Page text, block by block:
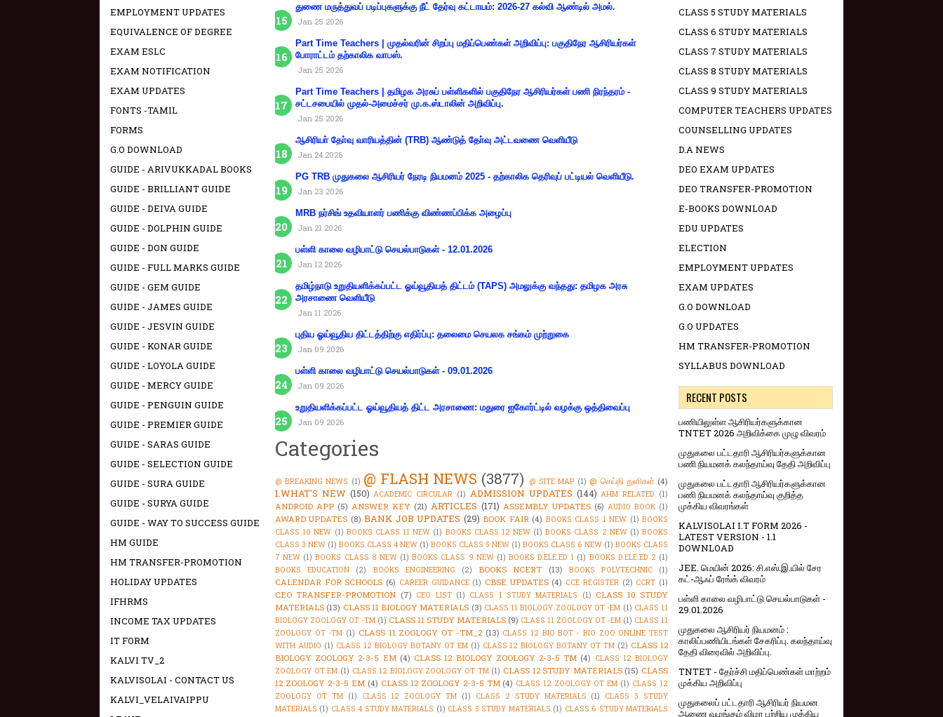
துணை மருத்துவப் படிப்புகளுக்கு நீட் தேர்வு கட்டாயம்: 2026-27 கல்வி ஆண்டில் அமல்.
Jan 25 2026
Part Time Teachers | முதல்வரின் சிறப்பு மதிப்பெண்கள் அறிவிப்பு: பகுதிநேர ஆசிரியர்கள்
போராட்டம் தற்காலிக வாபஸ்.
Jan 25 2026
Part Time Teachers | தமிழக அரசுப் பள்ளிகளில் பகுதிநேர ஆசிரியர்கள் பணி நிரந்தரம் -
சட்டசபையில் முதல்-அமைச்சர் மு.க.ஸ்டாலின் அறிவிப்பு.
Jan 25 2026
ஆசிரியா் தோ்வு வாரியத்தின் (TRB) ஆண்டுத் தோ்வு அட்டவணை வெளியீடு
Jan 24 2026
PG TRB முதுகலை ஆசிரியர் நேரடி நியமனம் 2025 - தற்காலிக தெரிவுப் பட்டியல் வெளியீடு.
Jan 23 2026
MRB நர்சிங் உதவியாளர் பணிக்கு விண்ணப்பிக்க அழைப்பு
Jan 21 2026
பள்ளி காலை வழிபாட்டு செயல்பாடுகள் - 12.01.2026
Jan 12 2026
தமிழ்நாடு உறுதியளிக்கப்பட்ட ஓய்வூதியத் திட்டம் (TAPS) அமலுக்கு வந்தது: தமிழக அரசு
அரசாணை வெளியீடு
Jan 11 2026
புதிய ஓய்வூதிய திட்டத்திற்கு எதிர்ப்பு: தலைமை செயலக சங்கம் முற்றுகை
Jan 09 2026
பள்ளி காலை வழிபாட்டு செயல்பாடுகள் - 09.01.2026
Jan 09 2026
உறுதியளிக்கப்பட்ட ஓய்வூதியத் திட்ட அரசாணை: மதுரை ஐகோர்ட்டில் வழக்கு ஒத்திவைப்பு
Jan 09 2026
Categories
@ BREAKING NEWS (1) @ FLASH NEWS (3877) @ SITE MAP (1) @ செய்தி துளிகள் (4)
1.WHAT'S NEW (150) ACADEMIC CIRCULAR (1) ADMISSION UPDATES (144) AHM RELATED (1)
ANDROID APP (5) ANSWER KEY (21) ARTICLES (171) ASSEMBLY UPDATES (6) AUDIO BOOK (1)
AWARD UPDATES (8) BANK JOB UPDATES (29) BOOK FAIR (4) BOOKS CLASS 1 NEW (1) BOOKS
CLASS 10 NEW (1) BOOKS CLASS 11 NEW (1) BOOKS CLASS 12 NEW (1) BOOKS CLASS 2 NEW (1) BOOKS
CLASS 3 NEW (1) BOOKS CLASS 4 NEW (1) BOOKS CLASS 5 NEW (1) BOOKS CLASS 6 NEW (1) BOOKS CLASS
7 NEW (1) BOOKS CLASS 8 NEW (1) BOOKS CLASS 9 NEW (1) BOOKS D.ELE.ED 1 (1) BOOKS D.ELE.ED 2 (1)
BOOKS EDUCATION
(2) BOOKS ENGINEERING (2) BOOKS NCERT (13) BOOKS POLYTECHNIC (1)
CALENDAR FOR SCHOOLS (6) CAREER GUIDANCE (1) CBSE UPDATES (4) CCE REGISTER (2) CCRT (1)
CEO TRANSFER-PROMOTION (7) CEO LIST (1) CLASS 1 STUDY MATERIALS (1) CLASS 10 STUDY
MATERIALS (13) CLASS 11 BIOLOGY MATERIALS (3) CLASS 11 BIOLOGY ZOOLOGY OT -EM (1) CLASS 11
BIOLOGY ZOOLOGY OT -TM (1) CLASS 11 STUDY MATERIALS (9) CLASS 11 ZOOLOGY OT -EM (1) CLASS 11
ZOOLOGY OT -TM (1) CLASS 11 ZOOLOGY OT -TM_2 (13) CLASS 12 BIO BOT - BIO ZOO ONLINE TEST
WITH AUDIO (1) CLASS 12 BIOLOGY BOTANY OT EM (1) CLASS 12 BIOLOGY BOTANY OT TM (2) CLASS 12
BIOLOGY ZOOLOGY 2-3-5 EM (4) CLASS 12 BIOLOGY ZOOLOGY 2-3-5 TM (4) CLASS 12 BIOLOGY
ZOOLOGY OT EM (1) CLASS 12 BIOLOGY ZOOLOGY OT TM (1) CLASS 12 STUDY MATERIALS (15) CLASS
12 ZOOLOGY 2-3-5 EM (4) CLASS 12 ZOOLOGY 2-3-5 TM (4) CLASS 12 ZOOLOGY OT EM (1) CLASS 12
ZOOLOGY OT TM (1) CLASS 12 ZOOLOGY TM (1) CLASS 2 STUDY MATERIALS (1)
CLASS 3 STUDY
MATERIALS (1) CLASS 4 STUDY MATERIALS (1) CLASS 5 STUDY MATERIALS (1) CLASS 6 STUDY MATERIALS
EMPLOYMENT UPDATES
EQUIVALENCE OF DEGREE
EXAM ESLC
EXAM NOTIFICATION
EXAM UPDATES
FONTS -TAMIL
FORMS
G.O DOWNLOAD
GUIDE - ARIVUKKADAL BOOKS
GUIDE - BRILLIANT GUIDE
GUIDE - DEIVA GUIDE
GUIDE - DOLPHIN GUIDE
GUIDE - DON GUIDE
GUIDE - FULL MARKS GUIDE
GUIDE - GEM GUIDE
GUIDE - JAMES GUIDE
GUIDE - JESVIN GUIDE
GUIDE - KONAR GUIDE
GUIDE - LOYOLA GUIDE
GUIDE - MERCY GUIDE
GUIDE - PENGUIN GUIDE
GUIDE - PREMIER GUIDE
GUIDE - SARAS GUIDE
GUIDE - SELECTION GUIDE
GUIDE - SURA GUIDE
GUIDE - SURYA GUIDE
GUIDE - WAY TO SUCCESS GUIDE
HM GUIDE
HM TRANSFER-PROMOTION
HOLIDAY UPDATES
IFHRMS
INCOME TAX UPDATES
IT FORM
KALVI TV_2
KALVISOLAI - CONTACT US
KALVI_VELAIVAIPPU
CLASS 5 STUDY MATERIALS
CLASS 6 STUDY MATERIALS
CLASS 7 STUDY MATERIALS
CLASS 8 STUDY MATERIALS
CLASS 9 STUDY MATERIALS
COMPUTER TEACHERS UPDATES
COUNSELLING UPDATES
D.A NEWS
DEO EXAM UPDATES
DEO TRANSFER-PROMOTION
E-BOOKS DOWNLOAD
EDU UPDATES
ELECTION
EMPLOYMENT UPDATES
EXAM UPDATES
G.O DOWNLOAD
G.O UPDATES
HM TRANSFER-PROMOTION
SYLLABUS DOWNLOAD
RECENT POSTS
பணியிலுள்ள ஆசிரியர்களுக்கான
TNTET 2026 அறிவிக்கை முழு விவரம்
முதுகலை பட்டதாரி ஆசிரியர்களுக்கான
பணி நியமனக் கலந்தாய்வு தேதி அறிவிப்பு
முதுகலை பட்டதாரி ஆசிரியர்களுக்கான
பணி நியமனக் கலந்தாய்வு குறித்த
முக்கிய விவரங்கள்
KALVISOLAI I.T FORM 2026 -
LATEST VERSION - 1.1
DOWNLOAD
JEE. மெயின் 2026: சி.எஸ்.இ.யில் சேர
கட்-ஆஃப் ரேங்க் விவரம்
பள்ளி காலை வழிபாட்டு செயல்பாடுகள் -
29.01.2026
முதுகலை ஆசிரியர் நியமனம் :
காலிப்பணியிடங்கள் சேகரிப்பு. கலந்தாய்வு
தேதி விரைவில் அறிவிப்பு.
TNTET - தேர்ச்சி மதிப்பெண்கள் மாற்றம்
முக்கிய அறிவிப்பு
முதுகலைப் பட்டதாரி ஆசிரியர் நியமன
ஆணை வழங்கும் விழா பற்றிய முக்கிய